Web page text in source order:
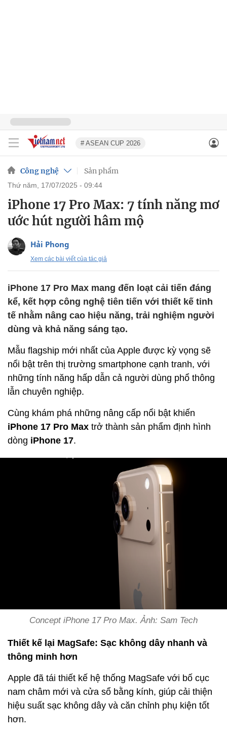
# ASEAN CUP 2026
Công nghệ Sản phẩm
thứ năm, 17/07/2025 - 09:44
iPhone 17 Pro Max: 7 tính năng mơ
ước hút người hâm mộ
Hải Phong
Xem các bài viết của tác giả
iPhone 17 Pro Max mang đến loạt cải tiến đáng
kể, kết hợp công nghệ tiên tiến với thiết kế tinh
tế nhằm nâng cao hiệu năng, trải nghiệm người
dùng và khả năng sáng tạo.
Mẫu flagship mới nhất của Apple được kỳ vọng sẽ
nổi bật trên thị trường smartphone cạnh tranh, với
những tính năng hấp dẫn cả người dùng phổ thông
lẫn chuyên nghiệp.
Cùng khám phá những nâng cấp nổi bật khiến
iPhone 17 Pro Max trở thành sản phẩm định hình
dòng iPhone 17.
Concept iPhone 17 Pro Max. Ảnh: Sam Tech
Thiết kế lại MagSafe: Sạc không dây nhanh và
thông minh hơn
Apple đã tái thiết kế hệ thống MagSafe với bố cục
nam châm mới và cửa sổ bằng kính, giúp cải thiện
hiệu suất sạc không dây và căn chỉnh phụ kiện tốt
hơn.